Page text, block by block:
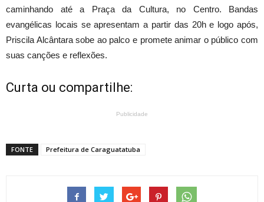
caminhando até a Praça da Cultura, no Centro. Bandas
evangélicas locais se apresentam a partir das 20h e logo após,
Priscila Alcântara sobe ao palco e promete animar o público com
suas canções e reflexões.
Curta ou compartilhe:
Publicidade
FONTE Prefeitura de Caraguatatuba